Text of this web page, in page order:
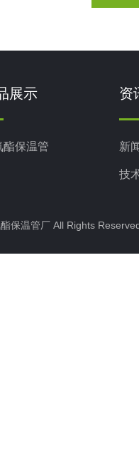
展示
酯保温管
资
新
技
保温管厂 All Rights